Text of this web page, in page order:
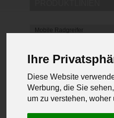
Ihre
Diese Website
Werbung, die Sie
um zu verstehen,
Mobile Radgreifer
Unterflur Hebebühnen
Unterstellböcke &
Schwerlastböcke für